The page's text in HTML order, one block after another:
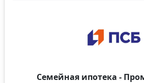
Семейная ипотека -